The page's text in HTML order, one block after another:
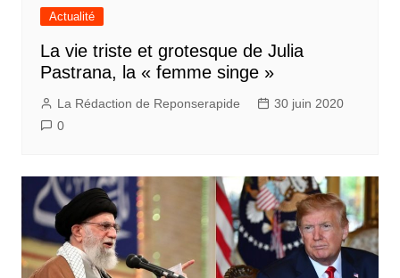
Actualité
La vie triste et grotesque de Julia
Pastrana, la « femme singe »
La Rédaction de Reponserapide
30 juin 2020
0